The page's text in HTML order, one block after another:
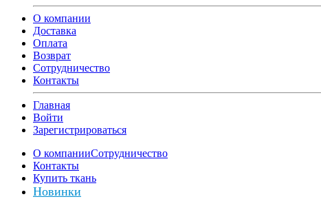
О компании
Доставка
Оплата
Возврат
Сотрудничество
Контакты
Главная
Войти
Зарегистрироваться
О компанииСотрудничество
Контакты
Купить ткань
Новинки